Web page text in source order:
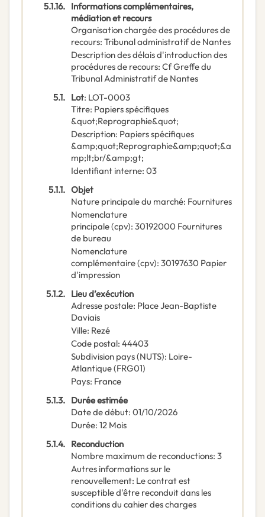
5.1.16. Informations complémentaires,
médiation et recours
Organisation chargée des procédures de
recours: Tribunal administratif de Nantes
Description des délais d'introduction des
procédures de recours: Cf Greffe du
Tribunal Administratif de Nantes
5.1. Lot: LOT-0003
Titre: Papiers spécifiques
&quot;Reprographie&quot;
Description: Papiers spécifiques
&amp;quot;Reprographie&amp;quot;&a
mp;lt;br/&amp;gt;
Identifiant interne: 03
5.1.1. Objet
Nature principale du marché: Fournitures
Nomenclature
principale(cpv): 30192000 Fournitures
de bureau
Nomenclature
complémentaire(cpv): 30197630 Papier
d'impression
5.1.2. Lieu d’exécution
Adresse postale: Place Jean-Baptiste
Daviais
Ville: Rezé
Code postal: 44403
Subdivision pays (NUTS): Loire-
Atlantique(FRG01)
Pays: France
5.1.3. Durée estimée
Date de début: 01/10/2026
Durée: 12 Mois
5.1.4. Reconduction
Nombre maximum de reconductions: 3
Autres informations sur le
renouvellement: Le contrat est
susceptible d'être reconduit dans les
conditions du cahier des charges